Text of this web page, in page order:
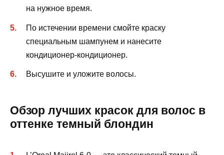
на нужное время.
По истечении времени смойте краску
специальным шампунем и нанесите
кондиционер-кондиционер.
Высушите и уложите волосы.
Обзор лучших красок для волос в
оттенке темный блондин